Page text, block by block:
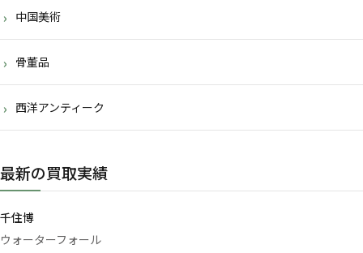
中国美術
骨董品
西洋アンティーク
最新の買取実績
千住博
ウォーターフォール